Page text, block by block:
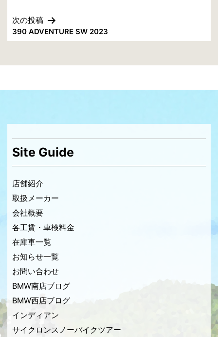
ナ
ゲ
ー
ョ
ン
次の投稿
390 ADVENTURE SW 2023
Site Guide
店舗紹介
取扱メーカー
会社概要
各工賃・車検料金
在庫車一覧
お知らせ一覧
お問い合わせ
BMW南店ブログ
BMW西店ブログ
インディアン
サイクロンスノーバイクツアー